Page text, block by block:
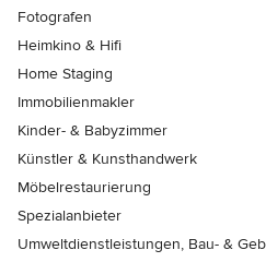
Fotografen
Heimkino & Hifi
Home Staging
Immobilienmakler
Kinder- & Babyzimmer
Künstler & Kunsthandwerk
Möbelrestaurierung
Spezialanbieter
Umweltdienstleistungen, Bau- &